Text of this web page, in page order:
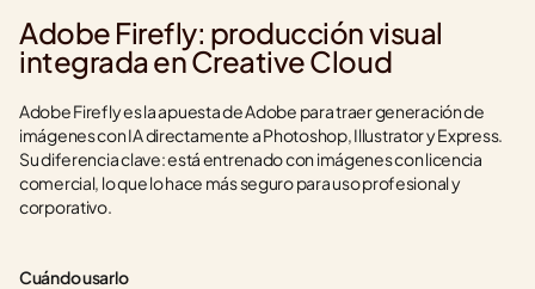
Adobe Firefly: producción visual
integrada en Creative Cloud
Adobe Firefly es la apuesta de Adobe para traer generación de
imágenes con IA directamente a Photoshop, Illustrator y Express.
Su diferencia clave: está entrenado con imágenes con licencia
comercial, lo que lo hace más seguro para uso profesional y
corporativo.
Cuándo usarlo